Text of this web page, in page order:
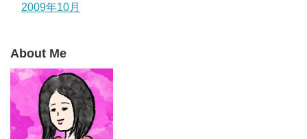
2009年10月
About Me